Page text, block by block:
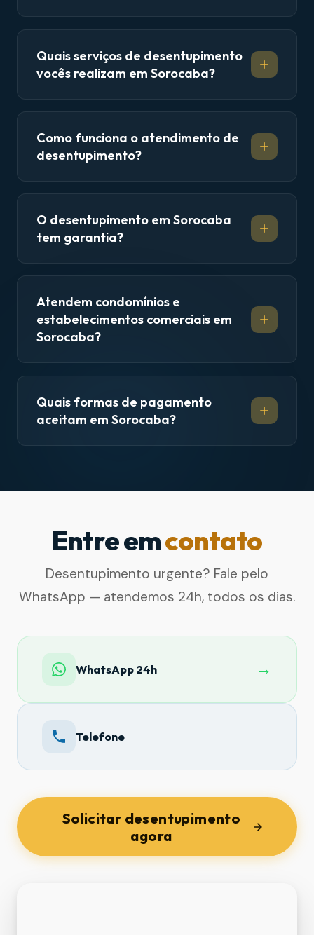
Quais serviços de desentupimento
vocês realizam em Sorocaba?
Como funciona o atendimento de
desentupimento?
O desentupimento em Sorocaba
tem garantia?
Atendem condomínios e
estabelecimentos comerciais em
Sorocaba?
Quais formas de pagamento
aceitam em Sorocaba?
Entre emcontato
Desentupimento urgente? Fale pelo
WhatsApp — atendemos 24h, todos os dias.
WhatsApp 24h →
Telefone
Solicitar desentupimento
agora